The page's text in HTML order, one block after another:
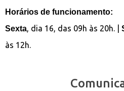
Horários de funcionamento:
Sexta, dia 16, das 09h às 20h. |
às 12h.